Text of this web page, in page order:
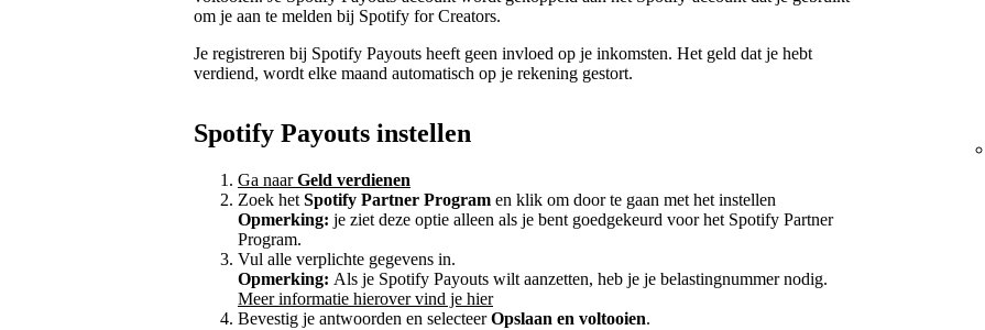
om je aan te melden bij Spotify for Creators.
Je registreren bij Spotify Payouts heeft geen invloed op je inkomsten. Het geld dat je hebt
verdiend, wordt elke maand automatisch op je rekening gestort.
Spotify Payouts instellen
Ga naarGeld verdienen
Zoek het Spotify Partner Program en klik om door te gaan met het instellen
Opmerking: je ziet deze optie alleen als je bent goedgekeurd voor het Spotify Partner
Program.
Vul alle verplichte gegevens in.
Opmerking: Als je Spotify Payouts wilt aanzetten, heb je je belastingnummer nodig.
Meer informatie hierover vind je hier
Bevestig je antwoorden en selecteerOpslaan en voltooien.